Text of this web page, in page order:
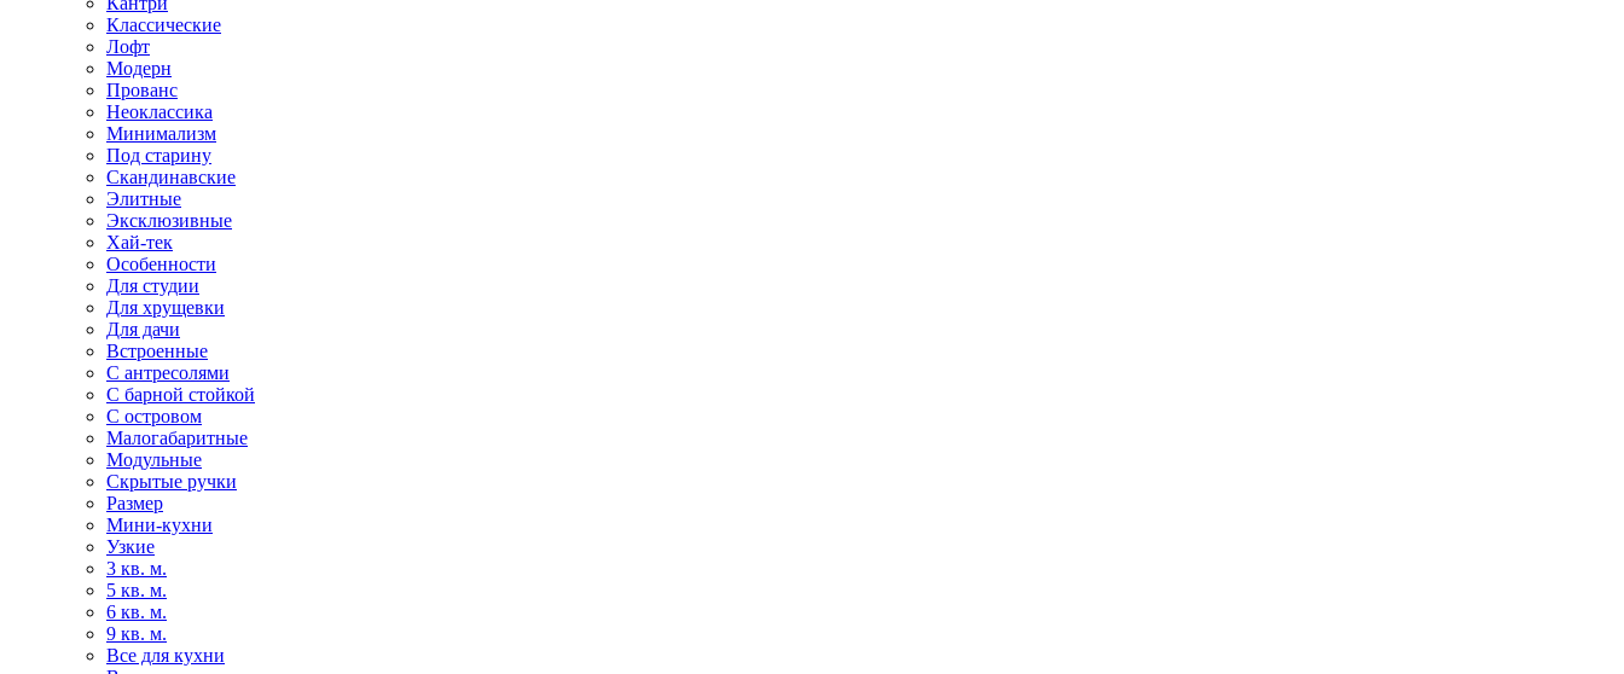
Классические
Лофт
Модерн
Прованс
Неоклассика
Минимализм
Под старину
Скандинавские
Элитные
Эксклюзивные
Хай-тек
Особенности
Для студии
Для хрущевки
Для дачи
Встроенные
С антресолями
С барной стойкой
С островом
Малогабаритные
Модульные
Скрытые ручки
Размер
Мини-кухни
Узкие
3 кв. м.
5 кв. м.
6 кв. м.
9 кв. м.
Все для кухни